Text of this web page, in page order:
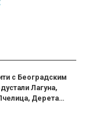
с Београдским
Лагуна,
Дерета…